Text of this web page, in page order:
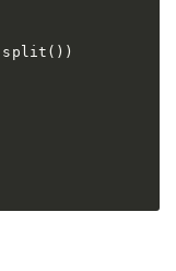
split ( ) )